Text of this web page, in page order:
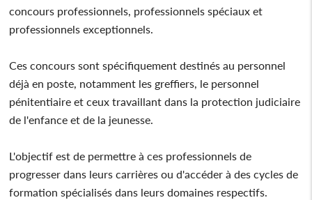
concours professionnels, professionnels spéciaux et
professionnels exceptionnels.
Ces concours sont spécifiquement destinés au personnel
déjà en poste, notamment les greffiers, le personnel
pénitentiaire et ceux travaillant dans la protection judiciaire
de l'enfance et de la jeunesse.
L'objectif est de permettre à ces professionnels de
progresser dans leurs carrières ou d'accéder à des cycles de
formation spécialisés dans leurs domaines respectifs.